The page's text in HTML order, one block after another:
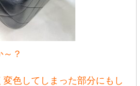
？
変色してしまった部分にもし